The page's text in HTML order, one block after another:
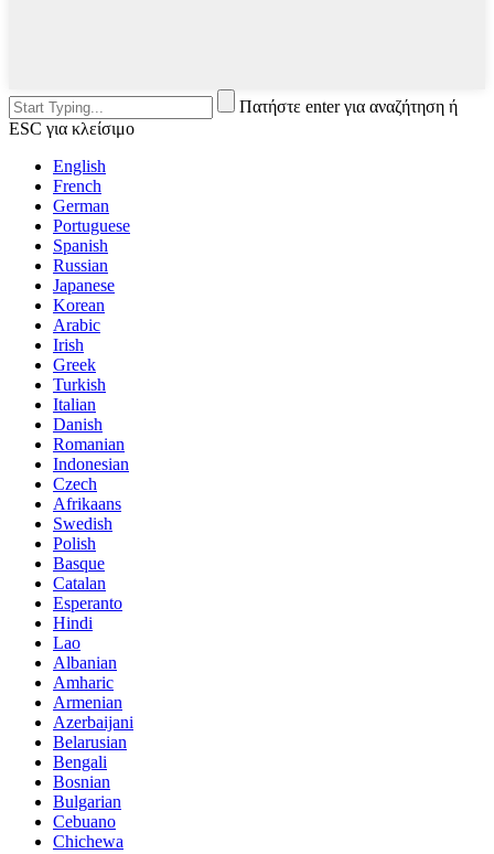
Πατήστε enter για αναζήτηση ή
ESC για κλείσιμο
English
French
German
Portuguese
Spanish
Russian
Japanese
Korean
Arabic
Irish
Greek
Turkish
Italian
Danish
Romanian
Indonesian
Czech
Afrikaans
Swedish
Polish
Basque
Catalan
Esperanto
Hindi
Lao
Albanian
Amharic
Armenian
Azerbaijani
Belarusian
Bengali
Bosnian
Bulgarian
Cebuano
Chichewa